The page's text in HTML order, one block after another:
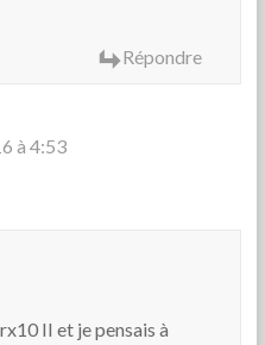
Répondre
à 4:53
II et je pensais à